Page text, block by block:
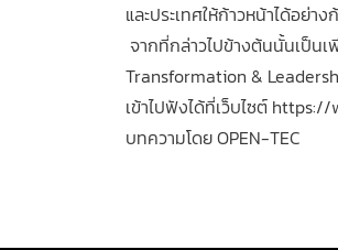
และประเทศให้ก้าวหน้าได้อย่
จากที่กล่าวไปข้างต้นนั้นเป็นเ
Transformation &
เข้าไปฟังได้ที่เว็บไซต์
บทความโดย OPEN-TEC